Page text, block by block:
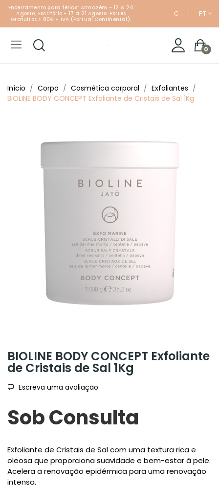
Encerramento para férias: Armazém - 12 a 24
Agosto; Escritório - 17 a 21 Agosto. Portes
Gratuitos > 80€ + IVA (Portual Continental).
€ PT
0
Início Corpo Cosmética corporal
Exfoliantes
BIOLINE BODY CONCEPT Exfoliante de Cristais de Sal 1Kg
BIOLINE BODY CONCEPT Exfoliante
de Cristais de Sal 1Kg
Escreva uma avaliação
Sob Consulta
Exfoliante de Cristais de Sal com uma textura rica e
oleosa que proporciona suavidade e bem-estar à pele.
Acelera a renovação epidérmica para uma renovação
intensa.